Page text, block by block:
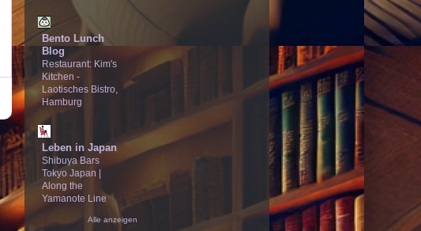
Bento Lunch
Blog
Restaurant: Kim's
Kitchen -
Laotisches Bistro,
Hamburg
Leben in Japan
Shibuya Bars
Tokyo Japan |
Along the
Yamanote Line
Alle anzeigen